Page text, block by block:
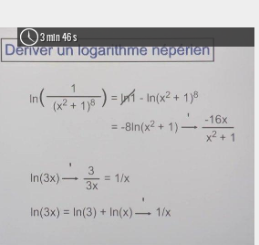
3 min 46 s